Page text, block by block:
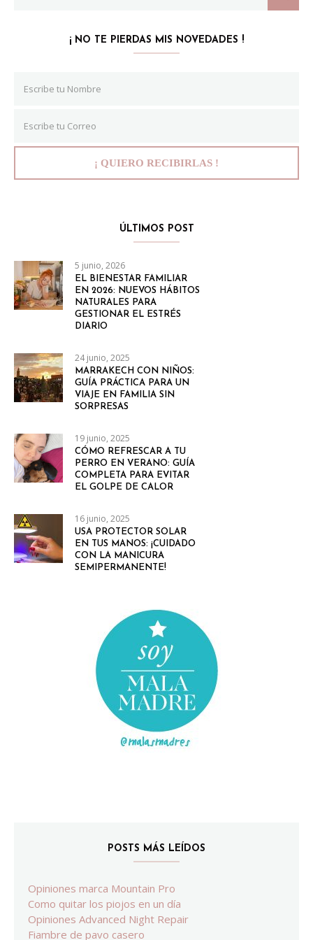
¡ NO TE PIERDAS MIS NOVEDADES !
ÚLTIMOS POST
5 junio, 2026
EL BIENESTAR FAMILIAR
EN 2026: NUEVOS HÁBITOS
NATURALES PARA
GESTIONAR EL ESTRÉS
DIARIO
24 junio, 2025
MARRAKECH CON NIÑOS:
GUÍA PRÁCTICA PARA UN
VIAJE EN FAMILIA SIN
SORPRESAS
19 junio, 2025
CÓMO REFRESCAR A TU
PERRO EN VERANO: GUÍA
COMPLETA PARA EVITAR
EL GOLPE DE CALOR
16 junio, 2025
USA PROTECTOR SOLAR
EN TUS MANOS: ¡CUIDADO
CON LA MANICURA
SEMIPERMANENTE!
POSTS MÁS LEÍDOS
Opiniones marca Mountain Pro
Como quitar los piojos en un día
Opiniones Advanced Night Repair
Fiambre de pavo casero